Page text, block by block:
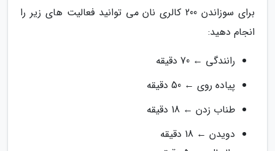
برای سوزاندن 200 کالری نان می توانید فعالیت های زیر را
انجام دهید:
رانندگی ← 70 دقیقه
پیاده روی ← 50 دقیقه
طناب زدن ← 18 دقیقه
دویدن ← 18 دقیقه